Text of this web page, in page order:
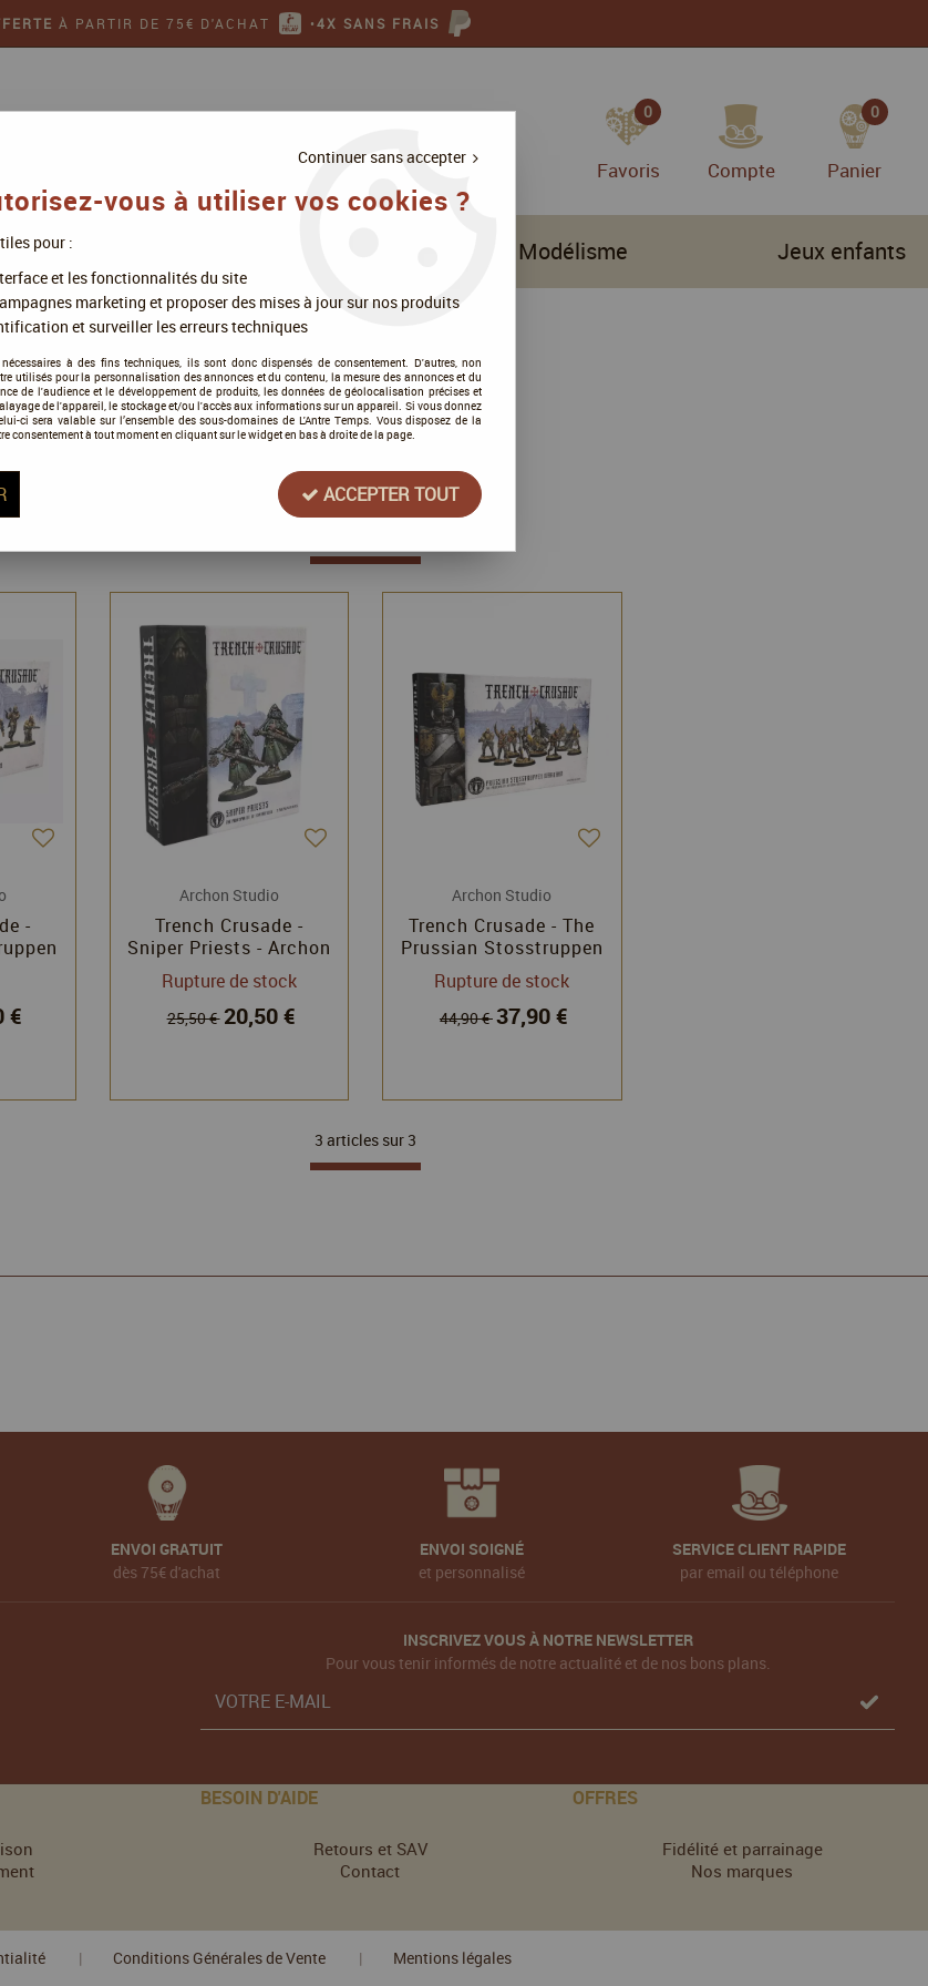
À PARTIR DE 75€ D'ACHAT •4X SANS FRAIS
0
Favoris Compte
0
Panier
Modélisme Jeux enfants
Trench Crusade
Tous nos produits de la gamme
-
€
Archon Studio
Trench Crusade -
Sniper Priests - Archon
Studio
Rupture de stock
25,50 € 20,50 €
Archon Studio
Trench Crusade - The
Prussian Stosstruppen
Warband
Rupture de stock
44,90 €37,90 €
3 articles sur 3
ENVOI GRATUIT
dès 75€ d'achat
ENVOI SOIGNÉ
et personnalisé
SERVICE CLIENT RAPIDE
par email ou téléphone
INSCRIVEZ VOUS À NOTRE NEWSLETTER
Pour vous tenir informés de notre actualité et de nos bons plans.
BESOIN D'AIDE
Retours et SAV
Contact
OFFRES
Fidélité et parrainage
Nos marques
| Conditions Générales de Vente | Mentions légales
Continuer sans accepter
vous à utiliser vos cookies ?
pour :
et les fonctionnalités du site
marketing et proposer des mises à jour sur nos produits
et surveiller les erreurs techniques
à des fins techniques, ils sont donc dispensés de consentement. D'autres, non
utilisés pour la personnalisation des annonces et du contenu, la mesure des annonces et du
de l'audience et le développement de produits, les données de géolocalisation précises et
de l'appareil, le stockage et/ou l'accès aux informations sur un appareil. Si vous donnez
ci sera valable sur l’ensemble des sous-domaines de L'Antre Temps. Vous disposez de la
consentement à tout moment en cliquant sur le widget en bas à droite de la page.
ACCEPTER TOUT